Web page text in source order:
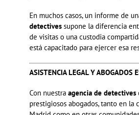
En muchos casos, un informe de
detectivessupone la diferencia
de visitas o una custodia
está capacitado para ejercer esa
ASISTENCIA LEGAL YABOGADOS
Con nuestra agencia de detectives
prestigiosos abogados, tanto en la